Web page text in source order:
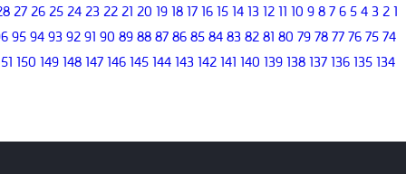
1
2
3
4
5
6
7
8
9
10
11
12
13
14
15
16
17
18
19
20
21
22
23
24
25
26
27
74
75
76
77
78
79
80
81
82
83
84
85
86
87
88
89
90
91
92
93
94
95
134
135
136
137
138
139
140
141
142
143
144
145
146
147
148
149
150